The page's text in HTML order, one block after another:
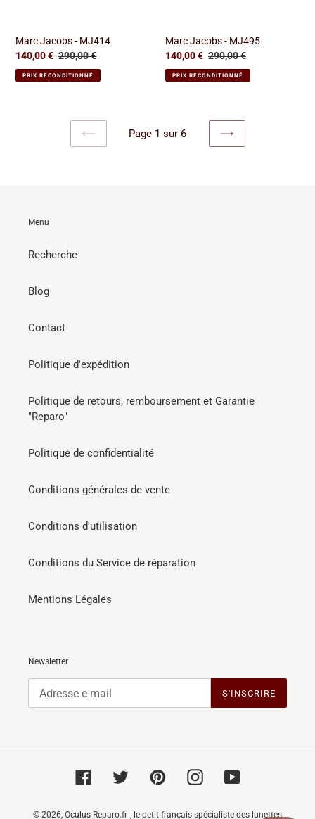
Marc Jacobs - MJ414
Prix
réduit
140,00 € Prix
normal
290,00 €
PRIX RECONDITIONNÉ
Marc Jacobs - MJ495
Prix
réduit
140,00 € Prix
normal
290,00 €
PRIX RECONDITIONNÉ
PAGE
Page 1 sur 6
PAGE
Menu
Recherche
Blog
Contact
Politique d'expédition
Politique de retours, remboursement et Garantie
"Reparo"
Politique de confidentialité
Conditions générales de vente
Conditions d'utilisation
Conditions du Service de réparation
Mentions Légales
Newsletter
S'INSCRIRE
FacebookTwitter PinterestInstagramYouTube
© 2026, Oculus-Reparo.fr , le petit français spécialiste des lunettes